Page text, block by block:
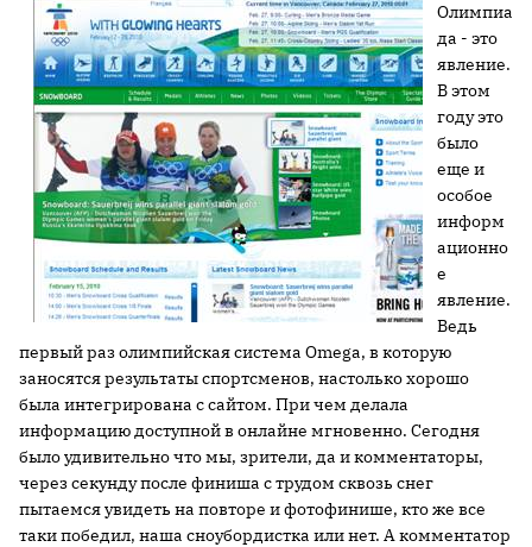
Олимпиа
да - это
явление.
В этом
году это
было
еще и
особое
информ
ационно
е
явление.
Ведь
первый раз олимпийская система Omega, в которую
заносятся результаты спортсменов, настолько хорошо
была интегрирована с сайтом. При чем делала
информацию доступной в онлайне мгновенно. Сегодня
было удивительно что мы, зрители, да и комментаторы,
через секунду после финиша с трудом сквозь снег
пытаемся увидеть на повторе и фотофинише, кто же все
таки победил, наша сноубордистка или нет. А комментатор